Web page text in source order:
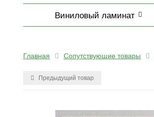
Виниловый ламинат
Главная Сопутствующие товары
Предыдущий товар